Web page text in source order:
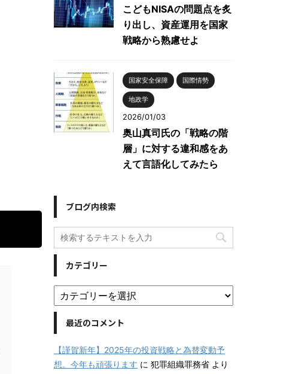
こどもNISAの問題点を炙
り出し、資産運用を国家
戦略から熟慮せよ
国家安全保障 国際情勢
地政学
2026/01/03
奥山真司氏の「戦略の階
層」に対する違和感をあ
えて言語化してみたら
ブログ内検索
カテゴリー
最近のコメント
【謹賀新年】2025年の投資戦略と為替変動予
想。今年も頑張ります に 犯罪組織罪務省 より